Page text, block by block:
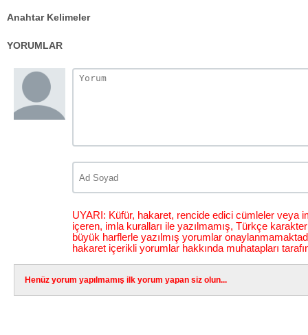
Anahtar Kelimeler
YORUMLAR
UYARI: Küfür, hakaret, rencide edici cümleler veya
içeren, imla kuralları ile yazılmamış, Türkçe
büyük harflerle yazılmış yorumlar
hakaret içerikli yorumlar hakkında muhatapları
Henüz yorum yapılmamış ilk yorum yapan siz olun...